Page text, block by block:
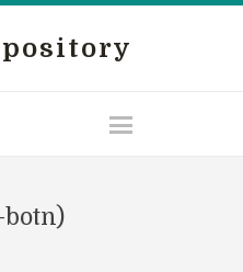
botn)